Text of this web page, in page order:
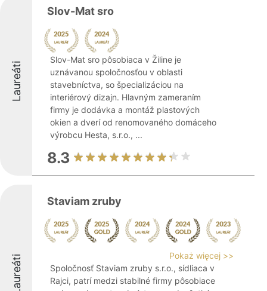
Laureáti
Slov-Mat sro
Slov-Mat sro pôsobiaca v Žiline je
uznávanou spoločnosťou v oblasti
stavebníctva, so špecializáciou na
interiérový dizajn. Hlavným zameraním
firmy je dodávka a montáž plastových
okien a dverí od renomovaného domáceho
výrobcu Hesta, s.r.o., ...
8.3
Laureáti
Staviam zruby
Pokaż więcej >>
Spoločnosť Staviam zruby s.r.o., sídliaca v
Rajci, patrí medzi stabilné firmy pôsobiace